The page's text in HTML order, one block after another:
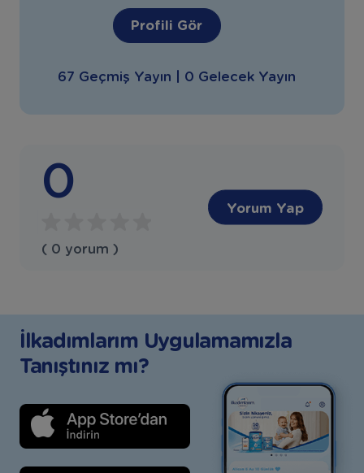
Profili Gör
67 Geçmiş Yayın | 0 Gelecek Yayın
0
( 0 yorum )
Yorum Yap
İlkadımlarım Uygulamamızla
Tanıştınız mı?